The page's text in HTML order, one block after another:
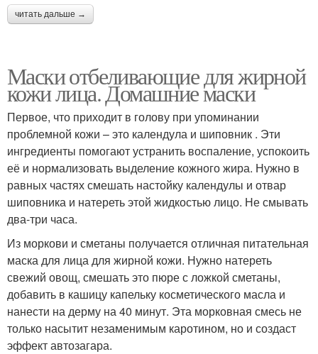
читать дальше →
Маски отбеливающие для жирной
кожи лица. Домашние маски
Первое, что приходит в голову при упоминании
проблемной кожи – это календула и шиповник . Эти
ингредиенты помогают устранить воспаление, успокоить
её и нормализовать выделение кожного жира. Нужно в
равных частях смешать настойку календулы и отвар
шиповника и натереть этой жидкостью лицо. Не смывать
два-три часа.
Из моркови и сметаны получается отличная питательная
маска для лица для жирной кожи. Нужно натереть
свежий овощ, смешать это пюре с ложкой сметаны,
добавить в кашицу капельку косметического масла и
нанести на дерму на 40 минут. Эта морковная смесь не
только насытит незаменимым каротином, но и создаст
эффект автозагара.